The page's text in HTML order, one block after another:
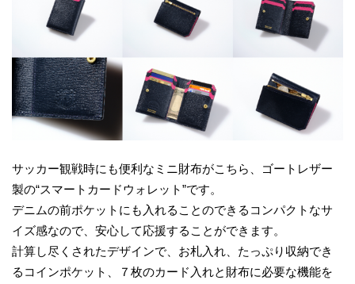
サッカー観戦時にも便利なミニ財布がこちら、ゴートレザー
製の“スマートカードウォレット”です。
デニムの前ポケットにも⼊れることのできるコンパクトなサ
イズ感なので、安⼼して応援することができます。
計算し尽くされたデザインで、お札⼊れ、たっぷり収納でき
るコインポケット、７枚のカード⼊れと財布に必要な機能を